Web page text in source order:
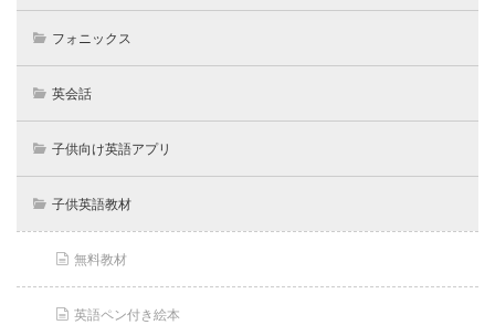
フォニックス
英会話
子供向け英語アプリ
子供英語教材
無料教材
英語ペン付き絵本